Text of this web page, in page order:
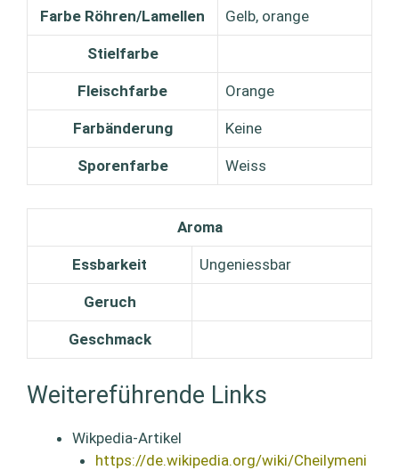
Farbe Röhren/Lamellen Gelb, orange
Stielfarbe
Fleischfarbe Orange
Farbänderung Keine
Sporenfarbe Weiss
Aroma
Essbarkeit Ungeniessbar
Geruch
Geschmack
Weitereführende Links
Wikpedia-Artikel
https://de.wikipedia.org/wiki/Cheilymeni